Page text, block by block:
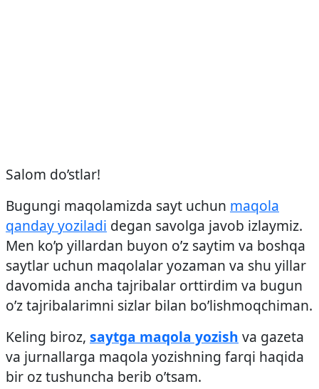
Salom do’stlar!
Bugungi maqolamizda sayt uchun maqola
qanday yoziladi degan savolga javob izlaymiz.
Men ko’p yillardan buyon o’z saytim va boshqa
saytlar uchun maqolalar yozaman va shu yillar
davomida ancha tajribalar orttirdim va bugun
o’z tajribalarimni sizlar bilan bo’lishmoqchiman.
Keling biroz, saytga maqola yozish va gazeta
va jurnallarga maqola yozishning farqi haqida
bir oz tushuncha berib o’tsam.